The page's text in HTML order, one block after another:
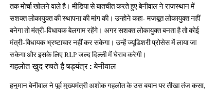
तक मोर्चा खोलने वाले है। मीडिया से बातचीत करते हुए बेनीवाल ने राजस्थान में
सशक्त लोकायुक्त की स्थापना की मांग की। उन्होने कहा- मजबूत लोकायुक्त नहीं
बनेगा तो मंत्री-विधायक बेलगाम रहेंगे। अगर सशक्त लोकायुक्त बनता है तो कोई
मंत्री-विधायक भ्रष्टाचार नहीं कर सकेगा। उन्हें ज्यूडिशरी प्रोसेस में लाया जा
सकेगा और इसके लिए RLP जल्द दिल्ली में घेराव करेगी।
गहलोत खुद रचते है षड्यंत्र : बेनीवाल
हनुमान बेनीवाल ने पूर्व मुख्यमंत्री अशोक गहलोत के उस बयान पर तीखा तंज कसा,